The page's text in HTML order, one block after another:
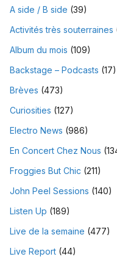
A side / B side (39)
Activités très souterraines
Album du mois (109)
Backstage – Podcasts (17)
Brèves (473)
Curiosities (127)
Electro News (986)
En Concert Chez Nous
Froggies But Chic (211)
John Peel Sessions (140)
Listen Up (189)
Live de la semaine (477)
Live Report (44)